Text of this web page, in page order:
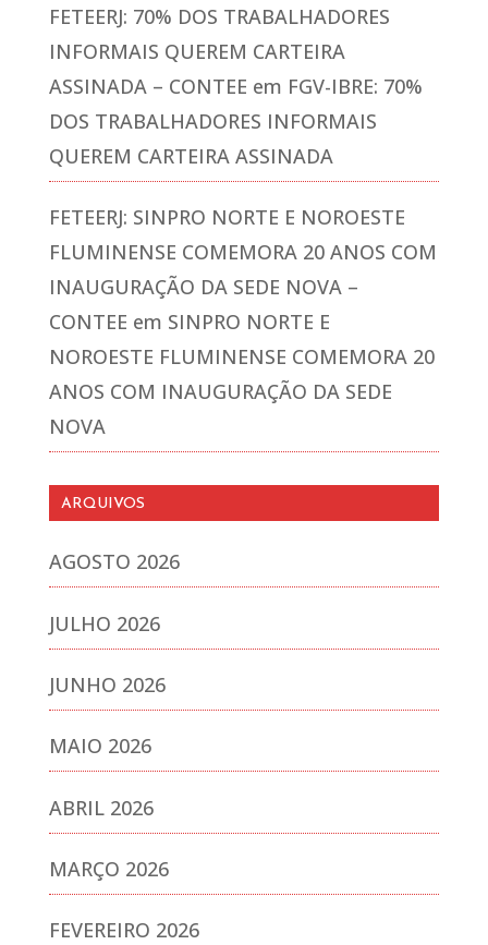
FETEERJ: 70% DOS TRABALHADORES
INFORMAIS QUEREM CARTEIRA
ASSINADA – CONTEE em FGV-IBRE: 70%
DOS TRABALHADORES INFORMAIS
QUEREM CARTEIRA ASSINADA
FETEERJ: SINPRO NORTE E NOROESTE
FLUMINENSE COMEMORA 20 ANOS COM
INAUGURAÇÃO DA SEDE NOVA –
CONTEE em SINPRO NORTE E
NOROESTE FLUMINENSE COMEMORA 20
ANOS COM INAUGURAÇÃO DA SEDE
NOVA
ARQUIVOS
AGOSTO 2026
JULHO 2026
JUNHO 2026
MAIO 2026
ABRIL 2026
MARÇO 2026
FEVEREIRO 2026